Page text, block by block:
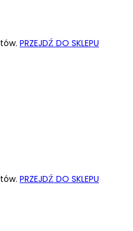
PRZEJDŹ DO SKLEPU
PRZEJDŹ DO SKLEPU